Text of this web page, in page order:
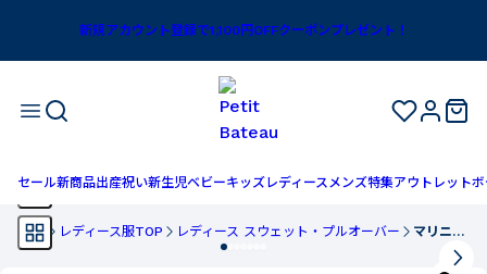
新規アカウント登録で1,100円OFFクーポンプレゼント！
セール新商品出産祝い新生児ベビーキッズ レディースメンズ特集アウトレットボ
TOP レディース服TOP レディース スウェット・プルオーバー マリニエールプルオーバー